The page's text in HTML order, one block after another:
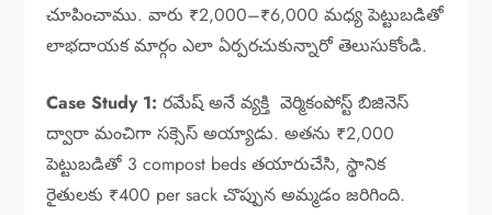
చూపించాము. వారు ₹2,000–₹6,000 మధ్య పెట్టుబడితో
లాభదాయక మార్గం ఎలా ఏర్పరచుకున్నారో తెలుసుకోండి.
Case Study 1: రమేష్ అనే వ్యక్తి వెర్మికంపోస్ట్ బిజినెస్
ద్వారా మంచిగా సక్సెస్ అయ్యాడు. అతను ₹2,000
పెట్టుబడితో 3 compost beds తయారుచేసి, స్థానిక
రైతులకు ₹400 per sack చొప్పున అమ్మడం జరిగింది.